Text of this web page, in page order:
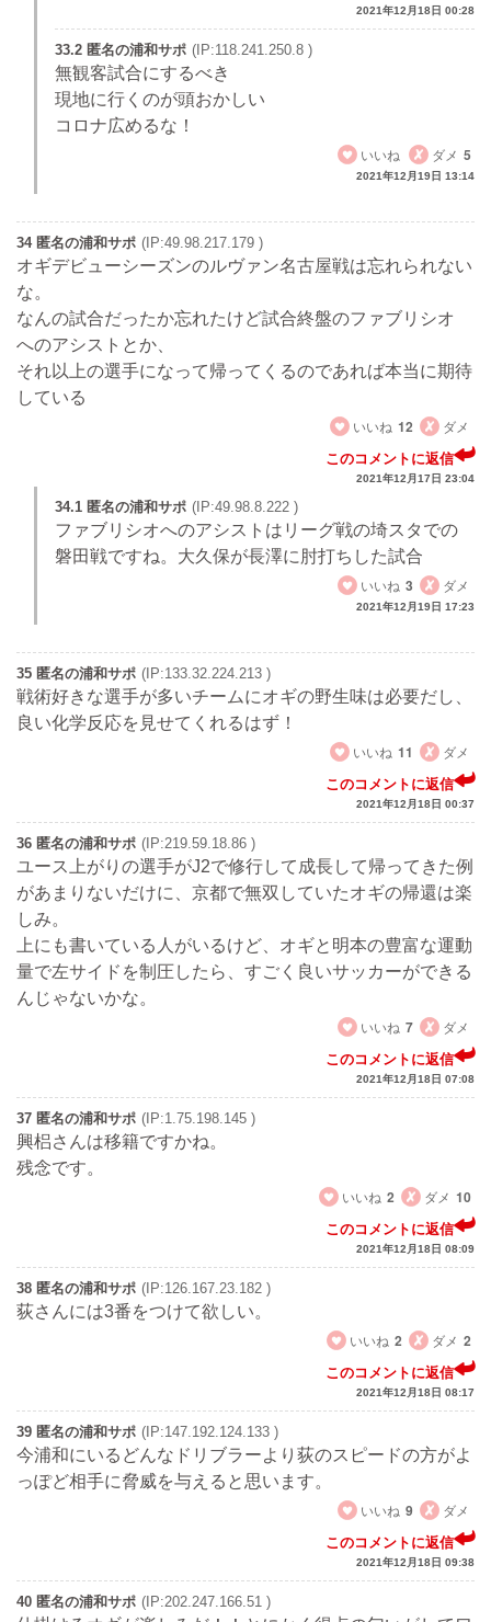
2021年12月18日 00:28
33.2 匿名の浦和サポ (IP:118.241.250.8 )
無観客試合にするべき
現地に行くのが頭おかしい
コロナ広めるな！
いいね
ダメ 5
2021年12月19日 13:14
34 匿名の浦和サポ (IP:49.98.217.179 )
オギデビューシーズンのルヴァン名古屋戦は忘れられない
な。
なんの試合だったか忘れたけど試合終盤のファブリシオ
へのアシストとか、
それ以上の選手になって帰ってくるのであれば本当に期待
している
いいね 12 ダメ
このコメントに返信
2021年12月17日 23:04
34.1 匿名の浦和サポ (IP:49.98.8.222 )
ファブリシオへのアシストはリーグ戦の埼スタでの
磐田戦ですね。大久保が長澤に肘打ちした試合
いいね 3 ダメ
2021年12月19日 17:23
35 匿名の浦和サポ (IP:133.32.224.213 )
戦術好きな選手が多いチームにオギの野生味は必要だし、
良い化学反応を見せてくれるはず！
いいね 11 ダメ
このコメントに返信
2021年12月18日 00:37
36 匿名の浦和サポ (IP:219.59.18.86 )
ユース上がりの選手がJ2で修行して成長して帰ってきた例
があまりないだけに、京都で無双していたオギの帰還は楽
しみ。
上にも書いている人がいるけど、オギと明本の豊富な運動
量で左サイドを制圧したら、すごく良いサッカーができる
んじゃないかな。
いいね 7 ダメ
このコメントに返信
2021年12月18日 07:08
37 匿名の浦和サポ (IP:1.75.198.145 )
興梠さんは移籍ですかね。
残念です。
いいね 2 ダメ 10
このコメントに返信
2021年12月18日 08:09
38 匿名の浦和サポ (IP:126.167.23.182 )
荻さんには3番をつけて欲しい。
いいね 2 ダメ 2
このコメントに返信
2021年12月18日 08:17
39 匿名の浦和サポ (IP:147.192.124.133 )
今浦和にいるどんなドリブラーより荻のスピードの方がよ
っぽど相手に脅威を与えると思います。
いいね 9 ダメ
このコメントに返信
2021年12月18日 09:38
40 匿名の浦和サポ (IP:202.247.166.51 )